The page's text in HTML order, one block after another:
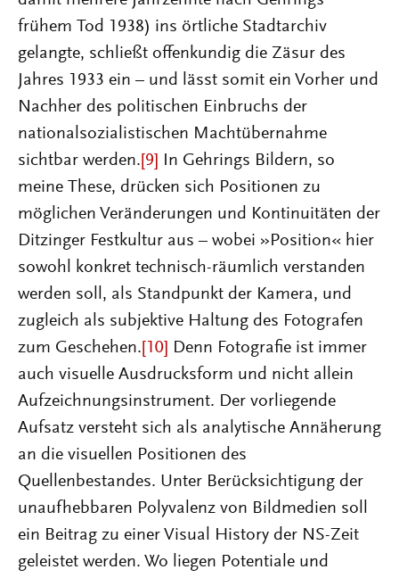
frühem Tod 1938) ins örtliche Stadtarchiv
gelangte, schließt offenkundig die Zäsur des
Jahres 1933 ein – und lässt somit ein Vorher und
Nachher des politischen Einbruchs der
nationalsozialistischen Machtübernahme
sichtbar werden. [9]
In Gehrings Bildern, so
meine These, drücken sich Positionen zu
möglichen Veränderungen und Kontinuitäten der
Ditzinger Festkultur aus – wobei »Position« hier
sowohl konkret technisch-räumlich verstanden
werden soll, als Standpunkt der Kamera, und
zugleich als subjektive Haltung des Fotografen
zum Geschehen. [10] Denn Fotografie ist immer
auch visuelle Ausdrucksform und nicht allein
Aufzeichnungsinstrument. Der vorliegende
Aufsatz versteht sich als analytische Annäherung
an die visuellen Positionen des
Quellenbestandes. Unter Berücksichtigung der
unaufhebbaren Polyvalenz von Bildmedien soll
ein Beitrag zu einer Visual History der NS-Zeit
geleistet werden. Wo liegen Potentiale und